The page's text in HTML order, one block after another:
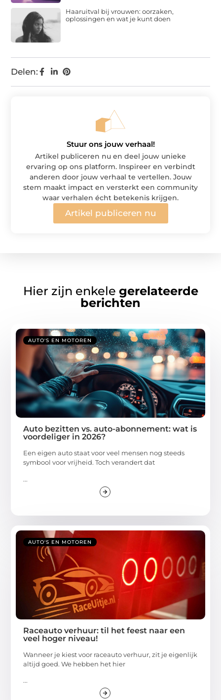
Delen:
Haaruitval bij vrouwen: oorzaken,
oplossingen en wat je kunt doen
Stuur ons jouw verhaal!
Artikel publiceren nu en deel jouw unieke
ervaring op ons platform. Inspireer en verbindt
anderen door jouw verhaal te vertellen. Jouw
stem maakt impact en versterkt een community
waar verhalen écht betekenis krijgen.
Artikel publiceren nu
Hier zijn enkele gerelateerde
berichten
AUTO'S EN MOTOREN
Auto bezitten vs. auto-abonnement: wat is
voordeliger in 2026?
Een eigen auto staat voor veel mensen nog steeds
symbool voor vrijheid. Toch verandert dat
...
AUTO'S EN MOTOREN
Raceauto verhuur: til het feest naar een
veel hoger niveau!
Wanneer je kiest voor raceauto verhuur, zit je eigenlijk
altijd goed. We hebben het hier
...